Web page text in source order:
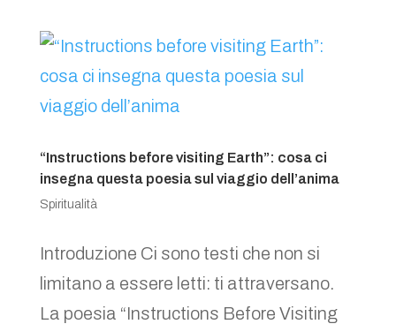
“Instructions before visiting Earth”: cosa ci
insegna questa poesia sul viaggio dell’anima
Spiritualità
Introduzione Ci sono testi che non si
limitano a essere letti: ti attraversano.
La poesia “Instructions Before Visiting